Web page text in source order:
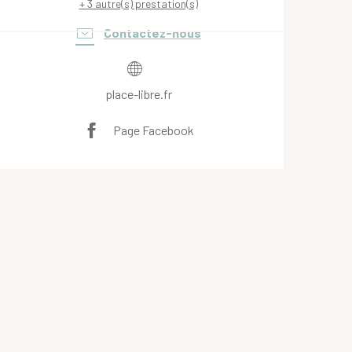
+ 3 autre(s) prestation(s)
Contactez-nous
place-libre.fr
Page Facebook